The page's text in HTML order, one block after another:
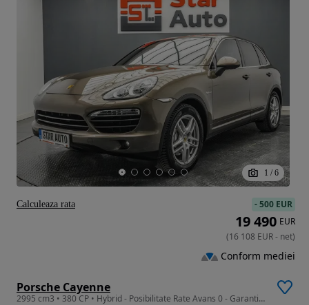
1 / 6
Porsche Cayenne
2995 cm3 • 380 CP • Hybrid - Posibilitate Rate Avans 0 - Garantie 12 Luni - IMPECABILA
-500 EUR
19 490 EUR
(16 108 EUR- net)
Conform mediei
Calculeaza rata